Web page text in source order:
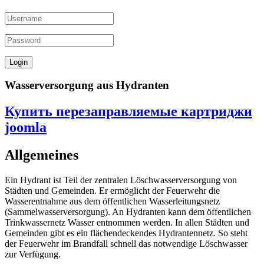
Wasserversorgung aus Hydranten
Купить перезаправляемые картриджи
joomla
Allgemeines
Ein Hydrant ist Teil der zentralen Löschwasserversorgung von
Städten und Gemeinden. Er ermöglicht der Feuerwehr die
Wasserentnahme aus dem öffentlichen Wasserleitungsnetz
(Sammelwasserversorgung). An Hydranten kann dem öffentlichen
Trinkwassernetz Wasser entnommen werden. In allen Städten und
Gemeinden gibt es ein flächendeckendes Hydrantennetz. So steht
der Feuerwehr im Brandfall schnell das notwendige Löschwasser
zur Verfügung.